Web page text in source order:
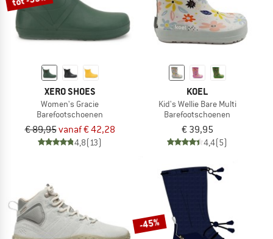
XERO SHOES
Women's Gracie
Barefootschoenen
€ 89,95vanaf € 42,28
4,8(13)
KOEL
Kid's Wellie Bare Multi
Barefootschoenen
€ 39,95
4,4(5)
-45%